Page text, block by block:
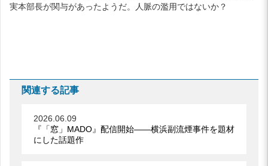
実本部長が関与があったようだ。人脈の濫用ではないか？
関連する記事
2026.06.09
『「窓」MADO』配信開始――横浜副流煙事件を題材
にした話題作